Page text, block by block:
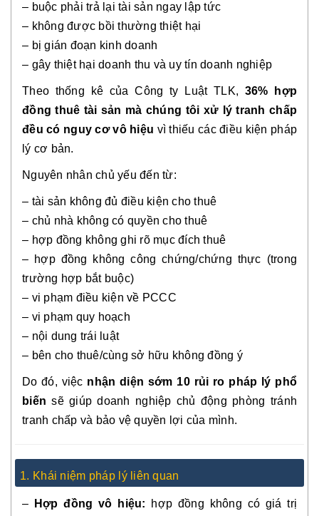
– buộc phải trả lại tài sản ngay lập tức
– không được bồi thường thiệt hại
– bị gián đoạn kinh doanh
– gây thiệt hại doanh thu và uy tín doanh nghiệp
Theo thống kê của Công ty Luật TLK, 36% hợp
đồng thuê tài sản mà chúng tôi xử lý tranh chấp
đều có nguy cơ vô hiệu vì thiếu các điều kiện pháp
lý cơ bản.
Nguyên nhân chủ yếu đến từ:
– tài sản không đủ điều kiện cho thuê
– chủ nhà không có quyền cho thuê
– hợp đồng không ghi rõ mục đích thuê
– hợp đồng không công chứng/chứng thực (trong
trường hợp bắt buộc)
– vi phạm điều kiện về PCCC
– vi phạm quy hoạch
– nội dung trái luật
– bên cho thuê/cùng sở hữu không đồng ý
Do đó, việc nhận diện sớm 10 rủi ro pháp lý phổ
biến sẽ giúp doanh nghiệp chủ động phòng tránh
tranh chấp và bảo vệ quyền lợi của mình.
1. Khái niệm pháp lý liên quan
– Hợp đồng vô hiệu: hợp đồng không có giá trị